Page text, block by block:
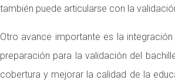
también puede articularse con la
Otro avance importante es la
preparación para la validación del
cobertura y mejorar la calidad de la